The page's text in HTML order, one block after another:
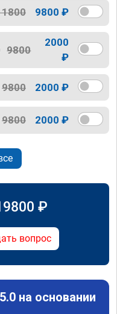
9800 ₽
9800
2000
₽
9800 2000 ₽
9800 2000 ₽
₽
вопрос
на основании